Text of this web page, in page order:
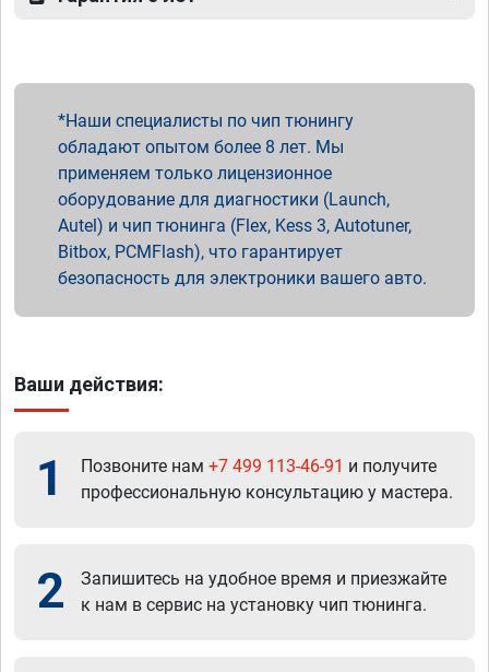
Наши специалисты по чип тюнингу
обладают опытом более 8 лет. Мы
применяем только лицензионное
оборудование для диагностики (Launch,
Autel) и чип тюнинга (Flex, Kess 3, Autotuner,
Bitbox, PCMFlash), что гарантирует
безопасность для электроники вашего авто.
Ваши действия:
1 Позвоните нам +7 499 113-46-91 и получите
профессиональную консультацию у мастера.
2
Запишитесь на удобное время и приезжайте
к нам в сервис на установку чип тюнинга.